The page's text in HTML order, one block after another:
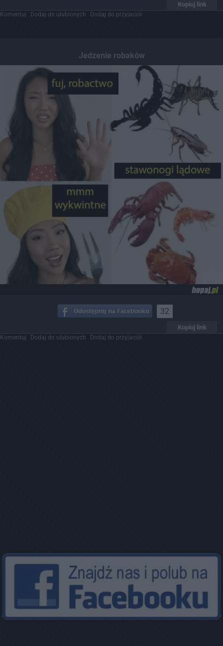
Kopiuj link
Komentuj Dodaj do ulubionych Dodaj do przyjaciół
Jedzenie robaków
32
Kopiuj link
Komentuj Dodaj do ulubionych Dodaj do przyjaciół